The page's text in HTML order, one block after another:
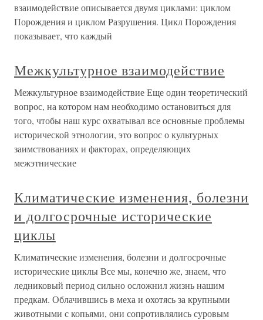
взаимодействие описывается двумя циклами: циклом
Порождения и циклом Разрушения. Цикл Порождения
показывает, что каждый
Межкультурное взаимодействие
Межкультурное взаимодействие Еще один теоретический
вопрос, на котором нам необходимо остановиться для
того, чтобы наш курс охватывал все основные проблемы
исторической этнологии, это вопрос о культурных
заимствованиях и факторах, определяющих
межэтнические
Климатические изменения, болезни
и долгосрочные исторические
циклы
Климатические изменения, болезни и долгосрочные
исторические циклы Все мы, конечно же, знаем, что
ледниковый период сильно осложнил жизнь нашим
предкам. Облачившись в меха и охотясь за крупными
животными с копьями, они сопротивлялись суровым